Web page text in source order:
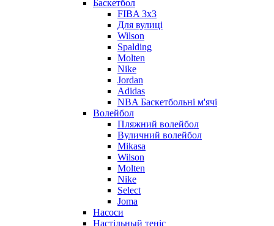
Баскетбол
FIBA 3x3
Для вулиці
Wilson
Spalding
Molten
Nike
Jordan
Adidas
NBA Баскетбольні м'ячі
Волейбол
Пляжний волейбол
Вуличний волейбол
Mikasa
Wilson
Molten
Nike
Select
Joma
Насоси
Настільный теніс